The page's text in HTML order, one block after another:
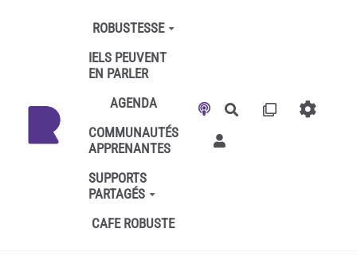
Aller au contenu principal
ROBUSTESSE
IELS PEUVENT
EN PARLER
AGENDA
COMMUNAUTÉS
APPRENANTES
SUPPORTS
PARTAGÉS
CAFE ROBUSTE
Rechercher